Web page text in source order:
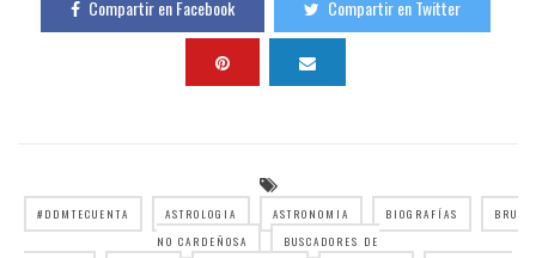
Compartir en Facebook Compartir en Twitter
#DDMTECUENTA ASTROLOGIA ASTRONOMIA BIOGRAFÍAS
BRU
NO CARDEÑOSA
BUSCADORES DE